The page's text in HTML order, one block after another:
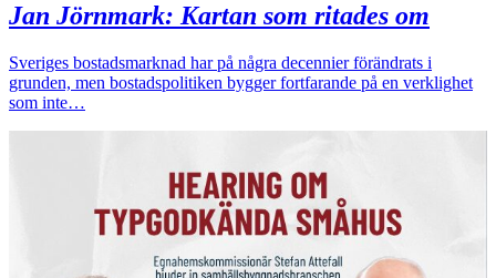
Jan Jörnmark: Kartan som ritades om
Sveriges bostadsmarknad har på några decennier förändrats i
grunden, men bostadspolitiken bygger fortfarande på en verklighet
som inte…